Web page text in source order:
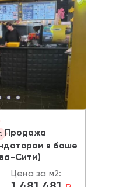
Продажа
в баше
Сити)
Цена за м2: